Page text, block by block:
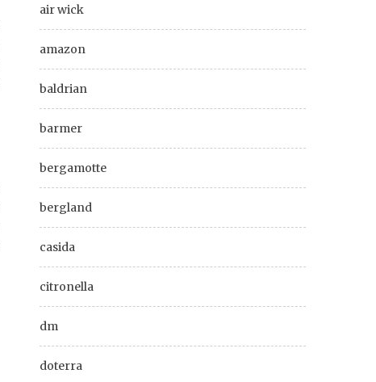
air wick
amazon
baldrian
barmer
bergamotte
bergland
casida
citronella
dm
doterra